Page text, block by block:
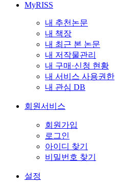
MyRISS
내 추천논문
내 책장
내 최근 본 논문
내 저작물관리
내 구매·신청 현황
내 서비스 사용권한
내 관심 DB
회원서비스
회원가입
로그인
아이디 찾기
비밀번호 찾기
설정